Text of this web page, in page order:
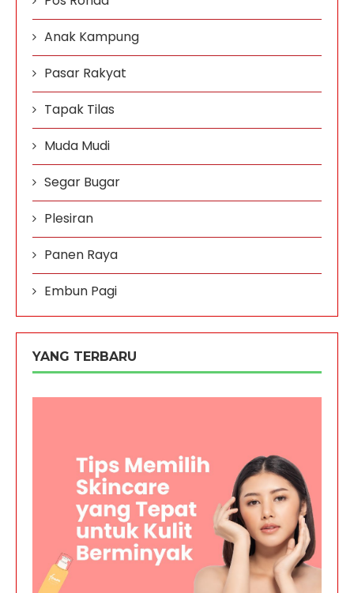
Anak Kampung
Pasar Rakyat
Tapak Tilas
Muda Mudi
Segar Bugar
Plesiran
Panen Raya
Embun Pagi
YANG TERBARU